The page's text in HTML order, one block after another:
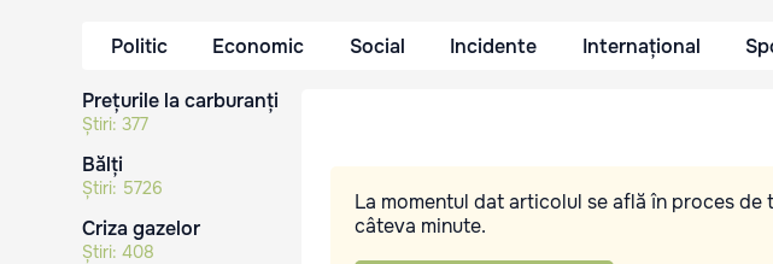
Politic Economic Social Incidente Internațional
Prețurile la carburanți
Știri: 377
Bălți
Știri: 5726
Criza gazelor
Știri: 408
La momentul dat articolul se află în proces
câteva minute.